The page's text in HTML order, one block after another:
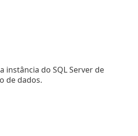
instância do SQL Server de
de dados.